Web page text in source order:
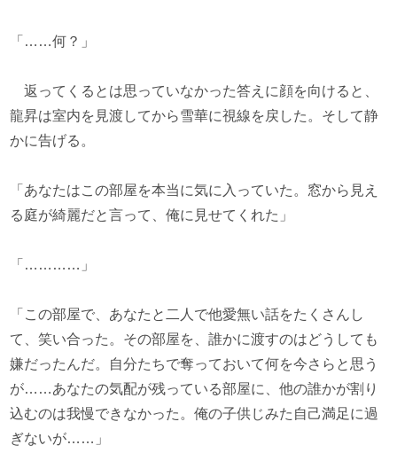
「……何？」
返ってくるとは思っていなかった答えに顔を向けると、
龍昇は室内を見渡してから雪華に視線を戻した。そして静
かに告げる。
「あなたはこの部屋を本当に気に入っていた。窓から見え
る庭が綺麗だと言って、俺に見せてくれた」
「…………」
「この部屋で、あなたと二人で他愛無い話をたくさんし
て、笑い合った。その部屋を、誰かに渡すのはどうしても
嫌だったんだ。自分たちで奪っておいて何を今さらと思う
が……あなたの気配が残っている部屋に、他の誰かが割り
込むのは我慢できなかった。俺の子供じみた自己満足に過
ぎないが……」